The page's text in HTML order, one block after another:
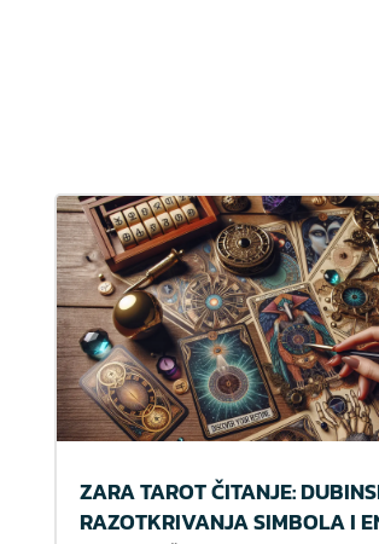
ZARA TAROT ČITANJE:
RAZOTKRIVANJA SIMBOLA I